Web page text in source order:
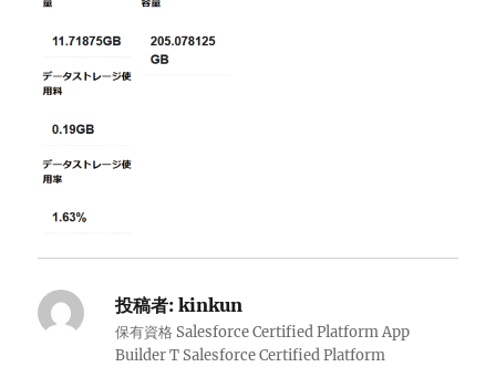
投稿者: kinkun
保有資格 Salesforce Certified Platform App
Builder T Salesforce Certified Platform